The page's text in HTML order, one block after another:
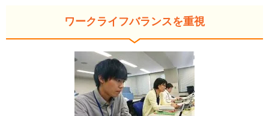
ワークライフバランスを重視